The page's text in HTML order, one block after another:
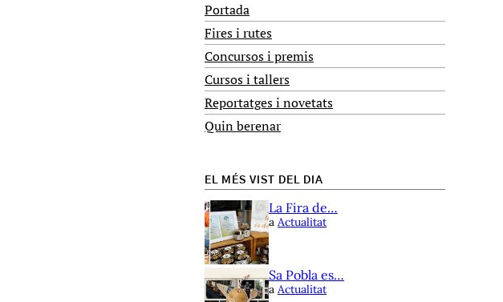
Portada
Fires i rutes
Concursos i premis
Cursos i tallers
Reportatges i novetats
Quin berenar
EL MÉS VIST DEL DIA
La Fira de…
a Actualitat
Sa Pobla es…
a Actualitat